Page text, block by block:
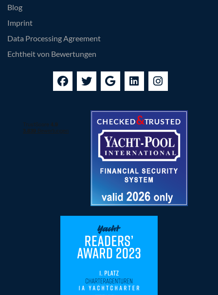
Blog
Imprint
Data Processing Agreement
Echtheit von Bewertungen